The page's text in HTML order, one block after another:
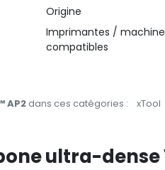
Origine
Imprimantes /
compatibles
AP2dans ces catégories : xTool
ultra-dense